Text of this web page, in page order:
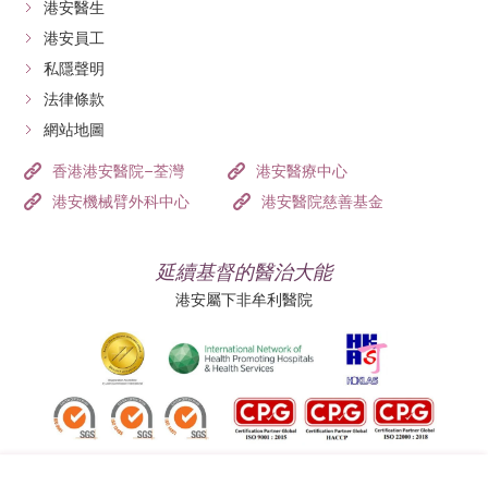
港安醫生
港安員工
私隱聲明
法律條款
網站地圖
香港港安醫院–荃灣
港安醫療中心
港安機械臂外科中心
港安醫院慈善基金
延續基督的醫治大能
港安屬下非牟利醫院